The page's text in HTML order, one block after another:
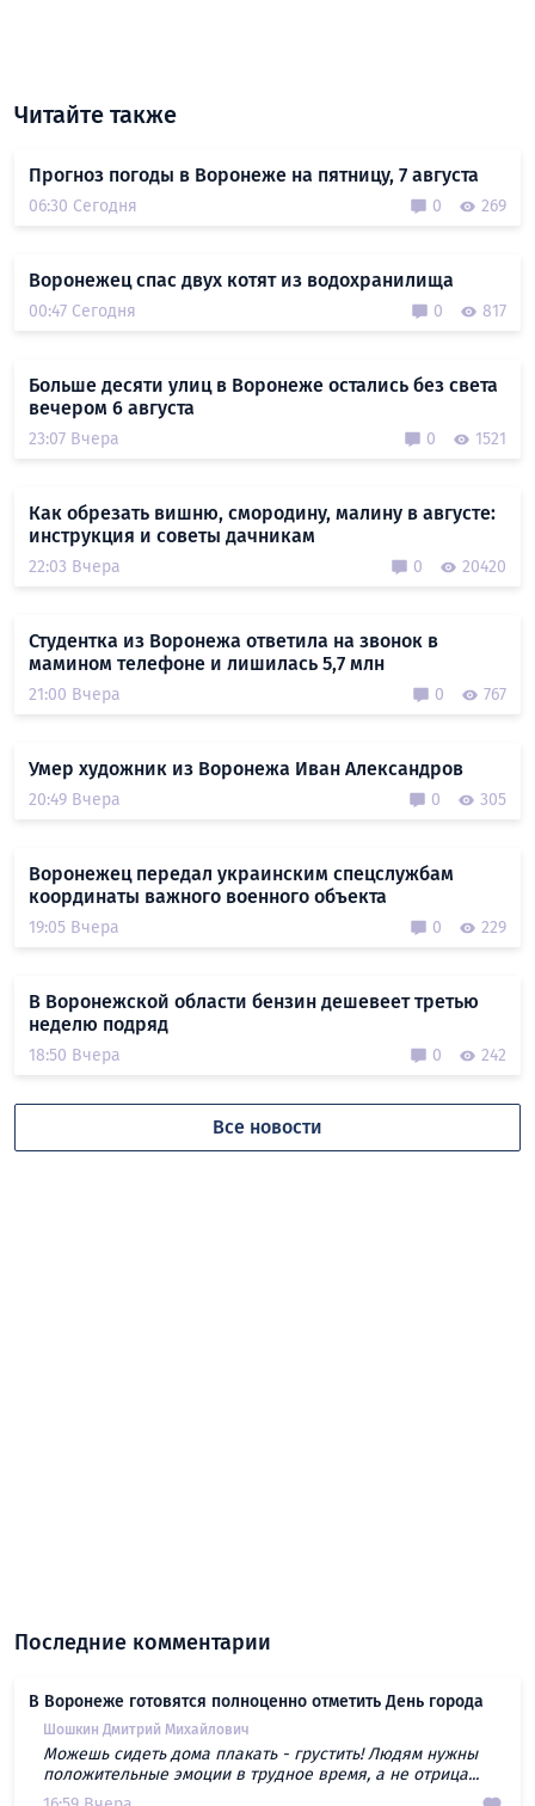
Читайте также
Прогноз погоды в Воронеже на пятницу, 7 августа
06:30 Сегодня 0 269
Воронежец спас двух котят из водохранилища
00:47 Сегодня 0 817
Больше десяти улиц в Воронеже остались без света
вечером 6 августа
23:07 Вчера 0 1521
Как обрезать вишню, смородину, малину в августе:
инструкция и советы дачникам
22:03 Вчера 0 20420
Студентка из Воронежа ответила на звонок в
мамином телефоне и лишилась 5,7 млн
21:00 Вчера 0 767
Умер художник из Воронежа Иван Александров
20:49 Вчера 0 305
Воронежец передал украинским спецслужбам
координаты важного военного объекта
19:05 Вчера 0 229
В Воронежской области бензин дешевеет третью
неделю подряд
18:50 Вчера 0 242
Все новости
Последние комментарии
В Воронеже готовятся полноценно отметить День города
Шошкин Дмитрий Михайлович
Можешь сидеть дома плакать - грустить! Людям нужны
положительные эмоции в трудное время, а не отрица...